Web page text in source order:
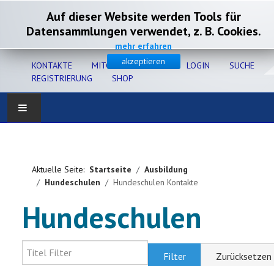
KONTAKTE MITGLIEDERSERVICE LOGIN
SUCHE
REGISTRIERUNG
SHOP
Verband
Zucht
Ausbildung
Aktuelle Seite: Startseite
Ausbildung
Hundeschulen
Hundeschulen Kontakte
Auf dieser Website werden Tools für
Datensammlungen verwendet, z. B. Cookies.
mehr erfahren
akzeptieren
Hundeschulen
Titel Filter
Filter
Zurücksetzen